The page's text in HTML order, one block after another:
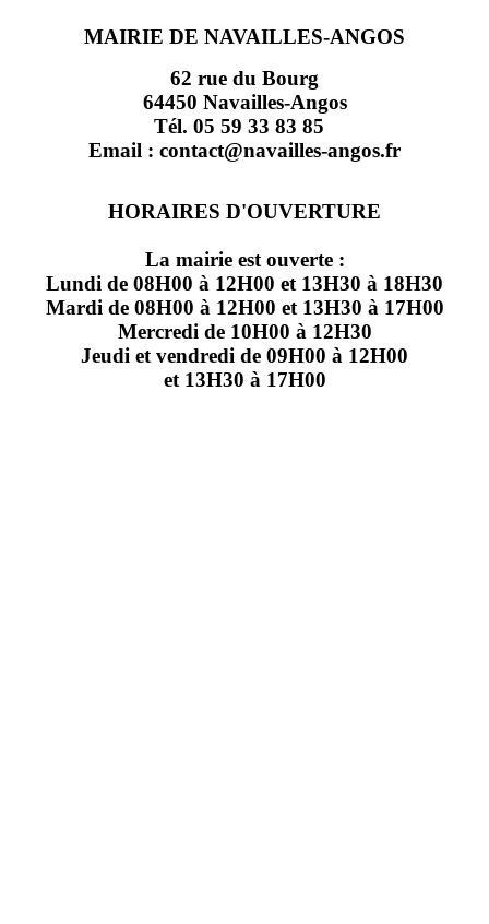
MAIRIE DE NAVAILLES-ANGOS
62 rue du Bourg
64450 Navailles-Angos
Tél. 05 59 33 83 85
Email : contact@navailles-angos.fr
HORAIRES D'OUVERTURE
La mairie est ouverte :
Lundi de 08H00 à 12H00 et 13H30 à 18H30
Mardi de 08H00 à 12H00 et 13H30 à 17H00
Mercredi de 10H00 à 12H30
Jeudi et vendredi de 09H00 à 12H00
et 13H30 à 17H00